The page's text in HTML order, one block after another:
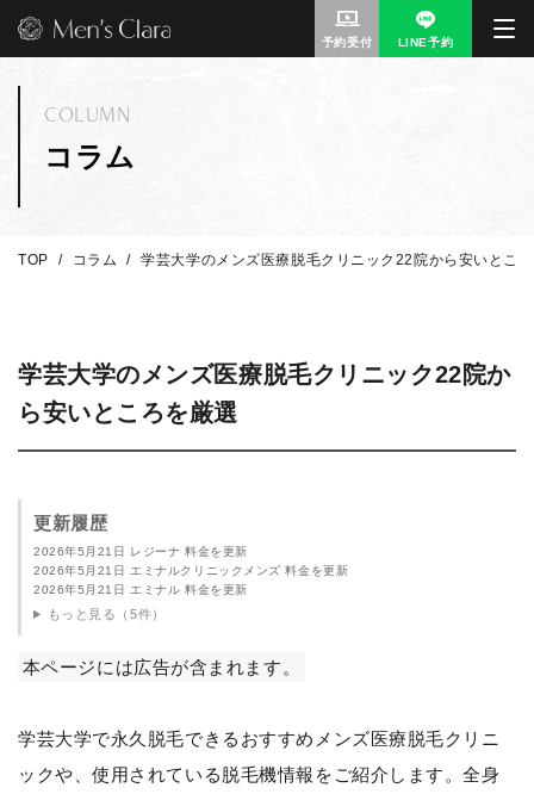
予約受付 LINE予約
コラム
COLUMN
TOP コラム 学芸大学のメンズ医療脱毛クリニック22院から安いとこ
学芸大学のメンズ医療脱毛クリニック22院か
ら安いところを厳選
更新履歴
2026年5月21日 レジーナ 料金を更新
2026年5月21日 エミナルクリニックメンズ 料金を更新
2026年5月21日 エミナル 料金を更新
もっと見る（5件）
本ページには広告が含まれます。
学芸大学で永久脱毛できるおすすめメンズ医療脱毛クリニ
ックや、使用されている脱毛機情報をご紹介します。全身